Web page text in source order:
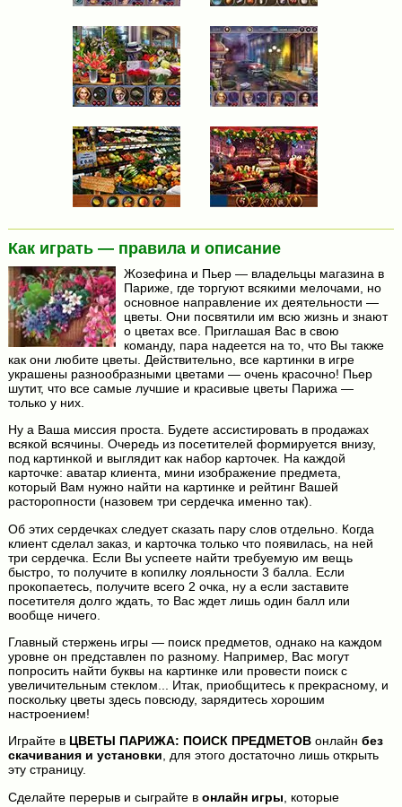
Как играть — правила и описание
Жозефина и Пьер — владельцы магазина в
Париже, где торгуют всякими мелочами, но
основное направление их деятельности —
цветы. Они посвятили им всю жизнь и знают
о цветах все. Приглашая Вас в свою
команду, пара надеется на то, что Вы также
как они любите цветы. Действительно, все картинки в игре
украшены разнообразными цветами — очень красочно! Пьер
шутит, что все самые лучшие и красивые цветы Парижа —
только у них.
Ну а Ваша миссия проста. Будете ассистировать в продажах
всякой всячины. Очередь из посетителей формируется внизу,
под картинкой и выглядит как набор карточек. На каждой
карточке: аватар клиента, мини изображение предмета,
который Вам нужно найти на картинке и рейтинг Вашей
расторопности (назовем три сердечка именно так).
Об этих сердечках следует сказать пару слов отдельно. Когда
клиент сделал заказ, и карточка только что появилась, на ней
три сердечка. Если Вы успеете найти требуемую им вещь
быстро, то получите в копилку лояльности 3 балла. Если
прокопаетесь, получите всего 2 очка, ну а если заставите
посетителя долго ждать, то Вас ждет лишь один балл или
вообще ничего.
Главный стержень игры — поиск предметов, однако на каждом
уровне он представлен по разному. Например, Вас могут
попросить найти буквы на картинке или провести поиск с
увеличительным стеклом... Итак, приобщитесь к прекрасному, и
поскольку цветы здесь повсюду, зарядитесь хорошим
настроением!
Играйте в ЦВЕТЫ ПАРИЖА: ПОИСК ПРЕДМЕТОВонлайн без
скачивания и установки, для этого достаточно лишь открыть
эту страницу.
Сделайте перерыв и сыграйте в онлайн игры , которые